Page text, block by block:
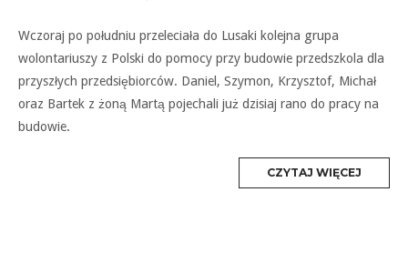
Wczoraj po południu przeleciała do Lusaki kolejna grupa
wolontariuszy z Polski do pomocy przy budowie przedszkola dla
przyszłych przedsiębiorców. Daniel, Szymon, Krzysztof, Michał
oraz Bartek z żoną Martą pojechali już dzisiaj rano do pracy na
budowie.
CZYTAJ WIĘCEJ